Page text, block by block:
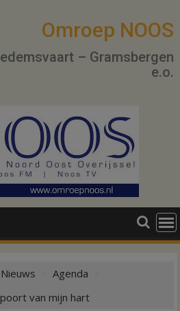
Omroep NOOS
– Gramsbergen
e.o.
Nieuws
Agenda
van mijn hart